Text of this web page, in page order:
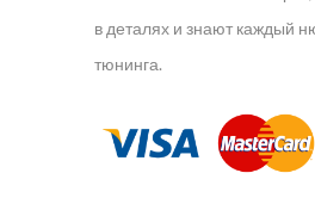
в деталях и знают каждый
тюнинга.